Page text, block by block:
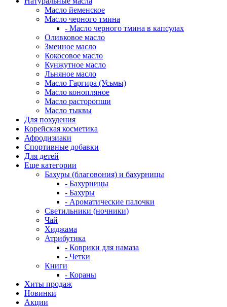
Масло йеменское
Масло черного тмина
- Масло черного тмина в капсулах
Оливковое масло
Змеиное масло
Кокосовое масло
Кунжутное масло
Льняное масло
Масло Гаргира (Усьмы)
Масло конопляное
Масло расторопши
Масло тыквы
Для похудения
Корейская косметика
Афродизиаки
Спортивные добавки
Для детей
Еще категории
Бахуры (благовония) и бахурницы
- Бахурницы
- Бахуры
- Ароматические палочки
Светильники (ночники)
Чай
Хиджама
Атрибутика
- Коврики для намаза
- Четки
Книги
- Кораны
Хиты продаж
Новинки
Акции